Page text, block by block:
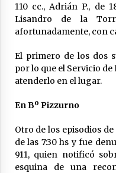
110 cc., Adrián P., de
Lisandro de la
afortunadamente, con
El primero de los dos
por lo que el Servicio de
atenderlo en el lugar.
En Bº Pizzurno
Otro de los episodios
de las 7:30 hs y fue
911, quien notificó
esquina de una